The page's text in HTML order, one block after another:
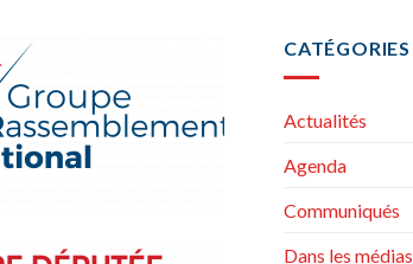
CATÉGORIES
Actualités
Agenda
Communiqués
Dans les médias